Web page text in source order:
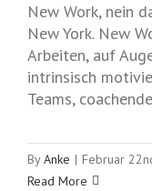
New Work, nein
New York. New
Arbeiten, auf
intrinsisch
Teams,
ByAnke | Februar
Read More